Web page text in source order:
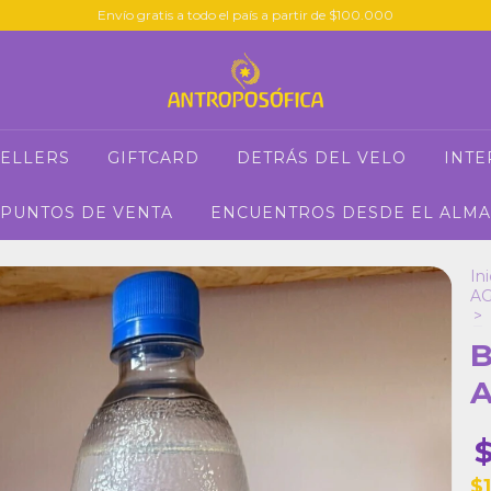
Envío gratis a todo el país a partir de $100.000
GIFTCARD DETRÁS DEL VELO
PUNTOS DE VENTA ENCUENTROS DESDE EL ALMA
>